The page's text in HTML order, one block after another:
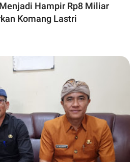
Hampir Rp8 Miliar
Komang Lastri